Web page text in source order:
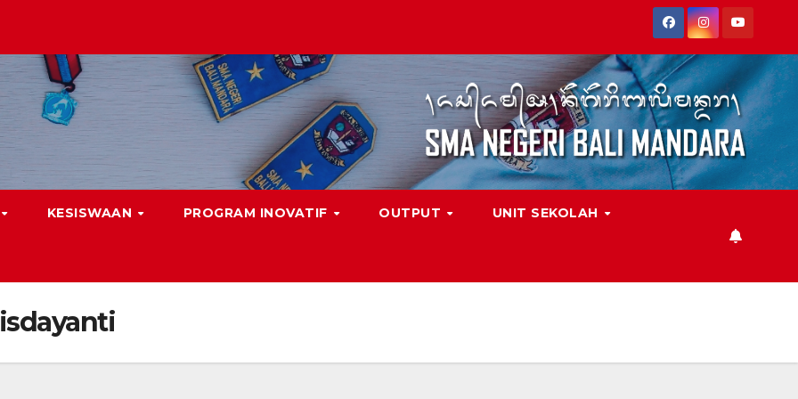
KESISWAAN PROGRAM INOVATIF OUTPUT UNIT SEKOLAH